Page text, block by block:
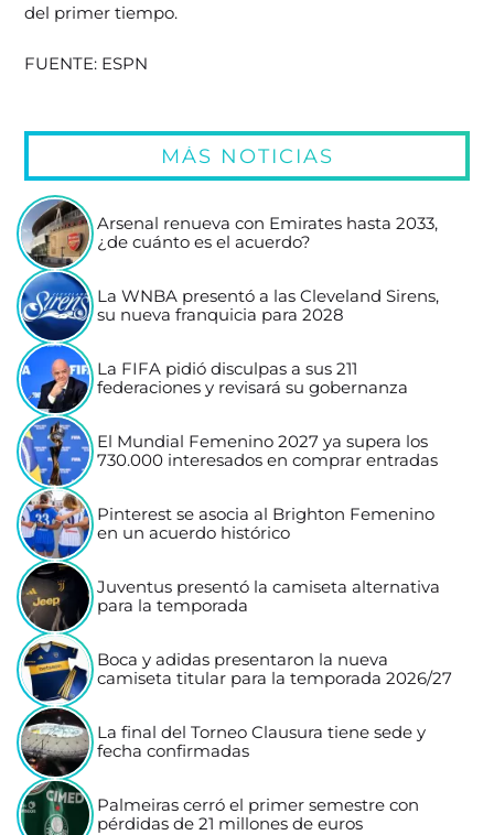
del primer tiempo.
FUENTE: ESPN
MÁS NOTICIAS
Arsenal renueva con Emirates hasta 2033,
¿de cuánto es el acuerdo?
La WNBA presentó a las Cleveland Sirens,
su nueva franquicia para 2028
La FIFA pidió disculpas a sus 211
federaciones y revisará su gobernanza
El Mundial Femenino 2027 ya supera los
730.000 interesados en comprar entradas
Pinterest se asocia al Brighton Femenino
en un acuerdo histórico
Juventus presentó la camiseta alternativa
para la temporada
Boca y adidas presentaron la nueva
camiseta titular para la temporada 2026/27
La final del Torneo Clausura tiene sede y
fecha confirmadas
Palmeiras cerró el primer semestre con
pérdidas de 21 millones de euros